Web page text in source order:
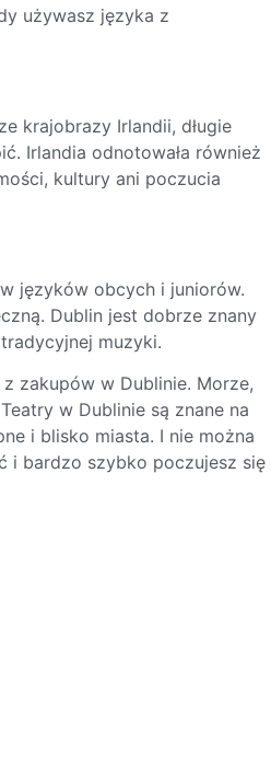
używasz języka z
krajobrazy Irlandii, długie
Irlandia odnotowała również
kultury ani poczucia
języków obcych i juniorów.
Dublin jest dobrze znany
muzyki.
zakupów w Dublinie. Morze,
w Dublinie są znane na
i blisko miasta. I nie można
i bardzo szybko poczujesz się